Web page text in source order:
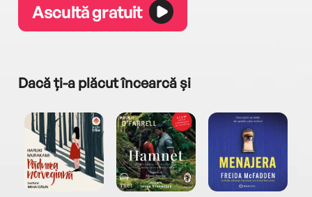
Ascultă gratuit
Dacă ți-a plăcut încearcă și